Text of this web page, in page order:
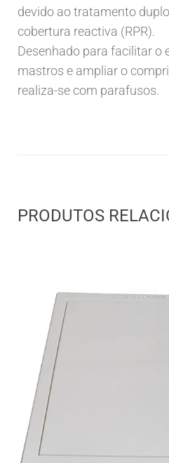
devido ao tratamento
cobertura reactiva (RPR).
Desenhado para facilitar o
mastros e ampliar o
realiza-se com parafusos.
PRODUTOS